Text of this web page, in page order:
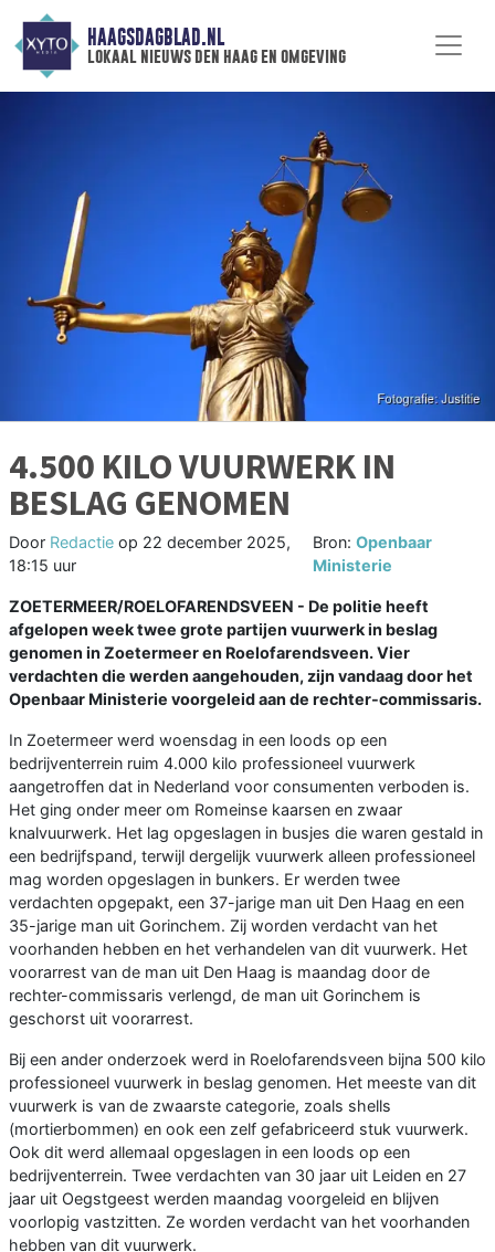
HAAGSDAGBLAD.NL
lokaal nieuws den haag en omgeving
4.500 KILO VUURWERK IN
BESLAG GENOMEN
Door Redactie op 22 december 2025,
18:15 uur
Bron: Openbaar
Ministerie
ZOETERMEER/ROELOFARENDSVEEN - De politie heeft
afgelopen week twee grote partijen vuurwerk in beslag
genomen in Zoetermeer en Roelofarendsveen. Vier
verdachten die werden aangehouden, zijn vandaag door het
Openbaar Ministerie voorgeleid aan de rechter-commissaris.
In Zoetermeer werd woensdag in een loods op een
bedrijventerrein ruim 4.000 kilo professioneel vuurwerk
aangetroffen dat in Nederland voor consumenten verboden is.
Het ging onder meer om Romeinse kaarsen en zwaar
knalvuurwerk. Het lag opgeslagen in busjes die waren gestald in
een bedrijfspand, terwijl dergelijk vuurwerk alleen professioneel
mag worden opgeslagen in bunkers. Er werden twee
verdachten opgepakt, een 37-jarige man uit Den Haag en een
35-jarige man uit Gorinchem. Zij worden verdacht van het
voorhanden hebben en het verhandelen van dit vuurwerk. Het
voorarrest van de man uit Den Haag is maandag door de
rechter-commissaris verlengd, de man uit Gorinchem is
geschorst uit voorarrest.
Bij een ander onderzoek werd in Roelofarendsveen bijna 500 kilo
professioneel vuurwerk in beslag genomen. Het meeste van dit
vuurwerk is van de zwaarste categorie, zoals shells
(mortierbommen) en ook een zelf gefabriceerd stuk vuurwerk.
Ook dit werd allemaal opgeslagen in een loods op een
bedrijventerrein. Twee verdachten van 30 jaar uit Leiden en 27
jaar uit Oegstgeest werden maandag voorgeleid en blijven
voorlopig vastzitten. Ze worden verdacht van het voorhanden
hebben van dit vuurwerk.